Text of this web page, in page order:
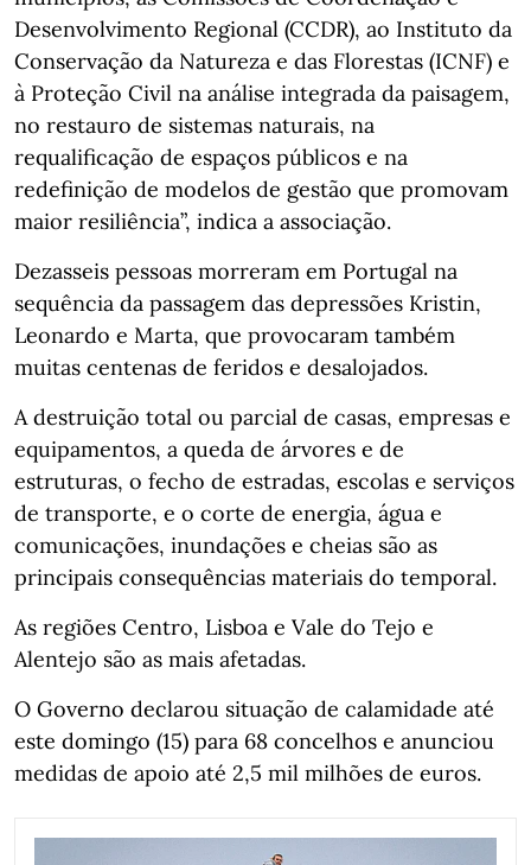
Desenvolvimento Regional (CCDR), ao Instituto da
Conservação da Natureza e das Florestas (ICNF) e
à Proteção Civil na análise integrada da paisagem,
no restauro de sistemas naturais, na
requalificação de espaços públicos e na
redefinição de modelos de gestão que promovam
maior resiliência”, indica a associação.
Dezasseis pessoas morreram em Portugal na
sequência da passagem das depressões Kristin,
Leonardo e Marta, que provocaram também
muitas centenas de feridos e desalojados.
A destruição total ou parcial de casas, empresas e
equipamentos, a queda de árvores e de
estruturas, o fecho de estradas, escolas e serviços
de transporte, e o corte de energia, água e
comunicações, inundações e cheias são as
principais consequências materiais do temporal.
As regiões Centro, Lisboa e Vale do Tejo e
Alentejo são as mais afetadas.
O Governo declarou situação de calamidade até
este domingo (15) para 68 concelhos e anunciou
medidas de apoio até 2,5 mil milhões de euros.